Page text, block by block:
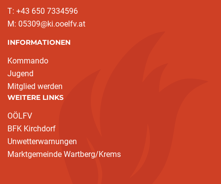
T: +43 650 7334596
M: 05309@ki.ooelfv.at
INFORMATIONEN
Kommando
Jugend
Mitglied werden
WEITERE LINKS
OÖLFV
BFK Kirchdorf
Unwetterwarnungen
Marktgemeinde Wartberg/Krems